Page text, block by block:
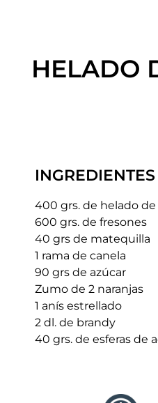
HELADO
INGREDIENTES
400 grs. de helado
600 grs. de fresones
40 grs de matequilla
1 rama de canela
90 grs de azúcar
Zumo de 2 naranjas
1 anís estrellado
2 dl. de brandy
40 grs. de esferas de